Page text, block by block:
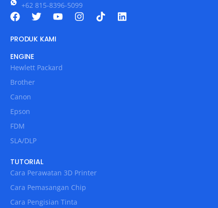
+62 815-8396-5099
PRODUK KAMI
ENGINE
Hewlett Packard
Brother
Canon
Epson
FDM
SLA/DLP
TUTORIAL
Cara Perawatan 3D Printer
Cara Pemasangan Chip
Cara Pengisian Tinta